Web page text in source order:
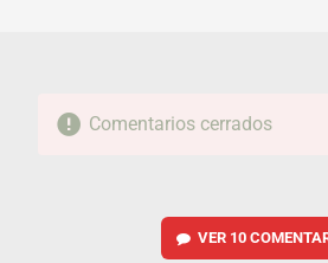
Comentarios cerrados
VER 10